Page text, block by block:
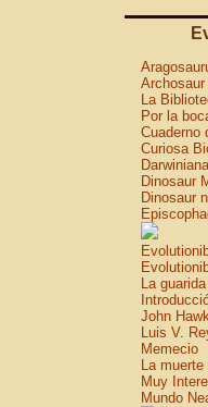
La
Por la
Cuaderno
Curiosa
Darwiniana
Dinosaur
Dinosaur
La
John
Luis V.
Memecio
La
Muy
Mundo